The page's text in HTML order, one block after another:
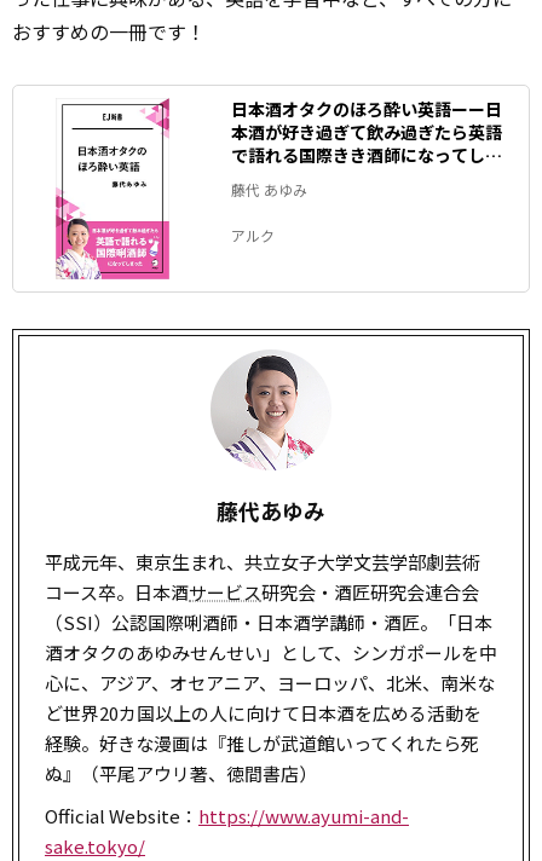
おすすめの一冊です！
日本酒オタクのほろ酔い英語ーー日
本酒が好き過ぎて飲み過ぎたら英語
で語れる国際きき酒師になってしま
った EJ新書 (アルク ソクデジ
BOOKS)
藤代 あゆみ
アルク
藤代あゆみ
平成元年、東京生まれ、共立女子大学文芸学部劇芸術
コース卒。日本酒サービス研究会・酒匠研究会連合会
（SSI）公認国際唎酒師・日本酒学講師・酒匠。「日本
酒オタクのあゆみせんせい」として、シンガポールを中
心に、アジア、オセアニア、ヨーロッパ、北米、南米な
ど世界20カ国以上の人に向けて日本酒を広める活動を
経験。好きな漫画は『推しが武道館いってくれたら死
ぬ』（平尾アウリ著、徳間書店）
Official Website： https://www.ayumi-and-
sake.tokyo/